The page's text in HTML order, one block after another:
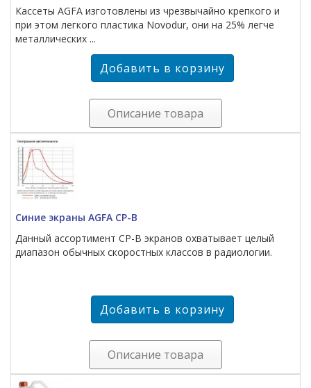
Кассеты AGFA изготовлены из чрезвычайно крепкого и
при этом легкого пластика Novodur, они на 25% легче
металлических ...
Описание товара
Синие экраны AGFA CP-B
Данный ассортимент СР-В экранов охватывает целый
диапазон обычных скоростных классов в радиологии.
Описание товара